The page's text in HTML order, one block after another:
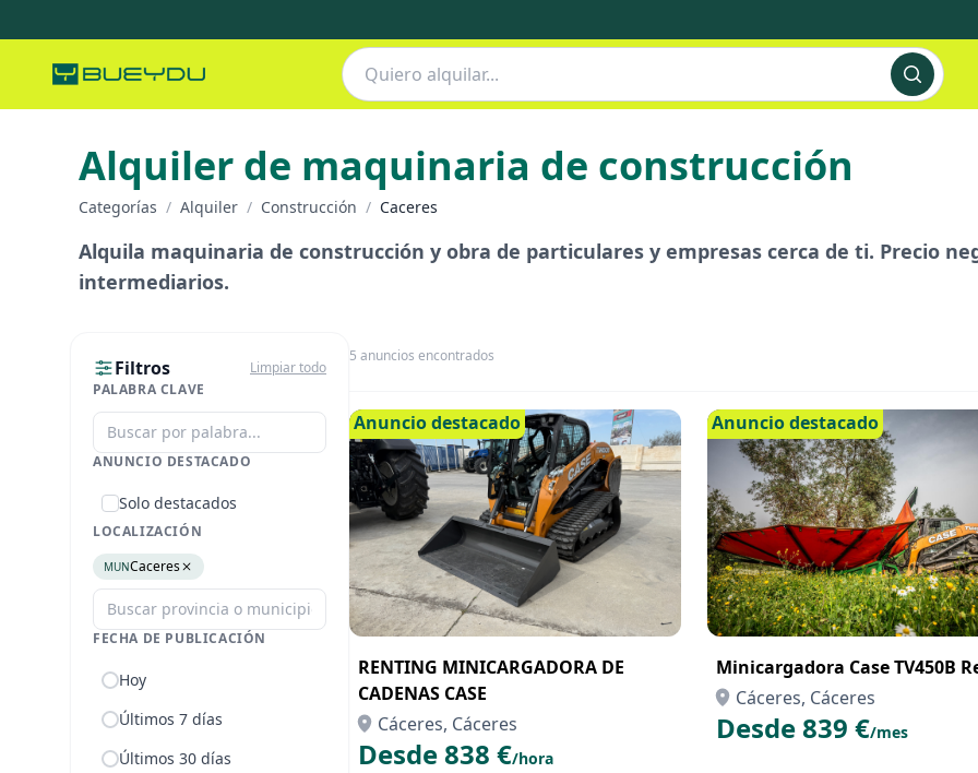
Alquiler de maquinaria de construcción
Categorías / Alquiler / Construcción / Caceres
Alquila maquinaria de construcción y obra de particulares y empresas cerca de ti. Precio
intermediarios.
Filtros
Limpiar todo
PALABRA CLAVE
ANUNCIO DESTACADO
Solo destacados
LOCALIZACIÓN
MUNCaceres
FECHA DE PUBLICACIÓN
Hoy
Últimos 7 días
Últimos 30 días
5 anuncios encontrados
Anuncio destacado
RENTING MINICARGADORA DE
CADENAS CASE
Cáceres, Cáceres
Desde 838 €/hora
Anuncio destacado
Minicargadora Case TV450B
Cáceres, Cáceres
Desde 839 €/mes